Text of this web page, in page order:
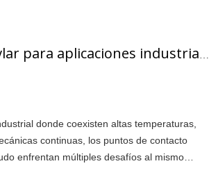
donde coexisten altas temperaturas,
continuas, los puntos de contacto
enfrentan múltiples desafíos al mismo